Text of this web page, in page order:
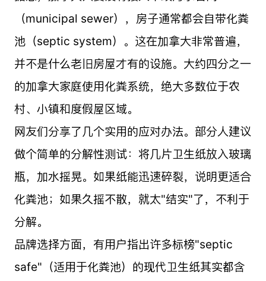
（municipal sewer），房子通常都会自带化粪
池（septic system）。这在加拿大非常普遍，
并不是什么老旧房屋才有的设施。大约四分之一
的加拿大家庭使用化粪系统，绝大多数位于农
村、小镇和度假屋区域。
网友们分享了几个实用的应对办法。部分人建议
做个简单的分解性测试：将几片卫生纸放入玻璃
瓶，加水摇晃。如果纸能迅速碎裂，说明更适合
化粪池；如果久摇不散，就太"结实"了，不利于
分解。
品牌选择方面，有用户指出许多标榜"septic
safe"（适用于化粪池）的现代卫生纸其实都含